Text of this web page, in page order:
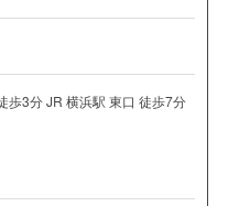
歩3分 JR 横浜駅 東口 徒歩7分